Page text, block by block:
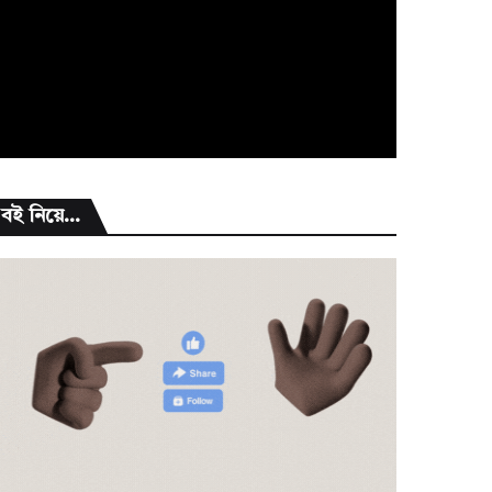
বই নিয়ে...